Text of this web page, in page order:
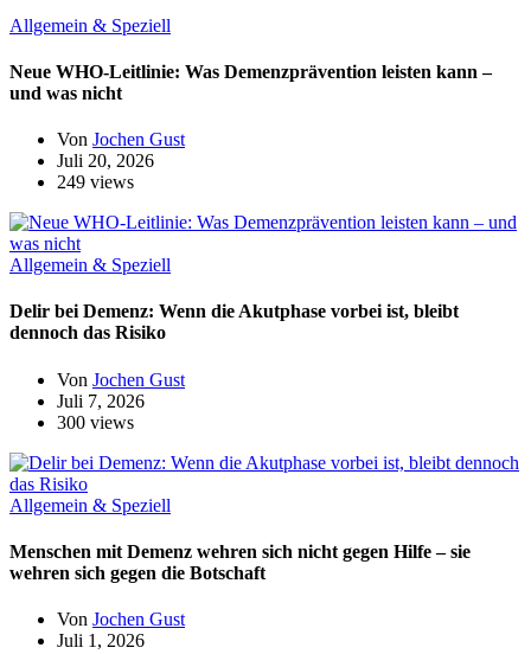
Allgemein & Speziell
Neue WHO-Leitlinie: Was Demenzprävention leisten kann –
und was nicht
Von Jochen Gust
Juli 20, 2026
249 views
Allgemein & Speziell
Delir bei Demenz: Wenn die Akutphase vorbei ist, bleibt
dennoch das Risiko
Von Jochen Gust
Juli 7, 2026
300 views
Allgemein & Speziell
Menschen mit Demenz wehren sich nicht gegen Hilfe – sie
wehren sich gegen die Botschaft
Von Jochen Gust
Juli 1, 2026